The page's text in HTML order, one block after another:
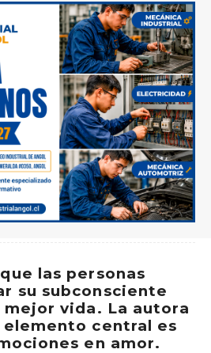
las personas
su subconsciente
vida. La autora
central es
en amor.